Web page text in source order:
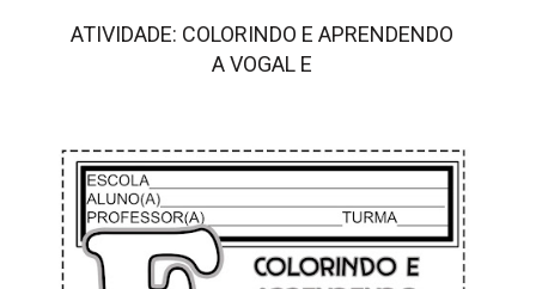
ATIVIDADE: COLORINDO E APRENDENDO
A VOGAL E